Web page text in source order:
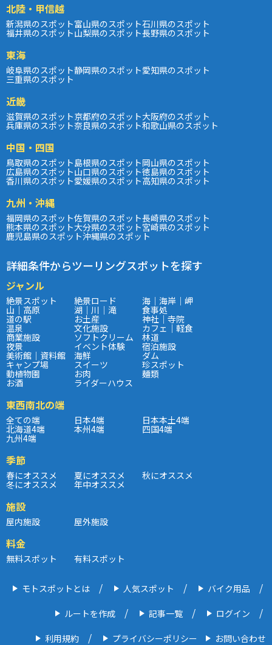
北陸・甲信越
新潟県のスポット富山県のスポット石川県のスポット
福井県のスポット山梨県のスポット長野県のスポット
東海
岐阜県のスポット静岡県のスポット愛知県のスポット
三重県のスポット
近畿
滋賀県のスポット京都府のスポット大阪府のスポット
兵庫県のスポット奈良県のスポット和歌山県のスポット
中国・四国
鳥取県のスポット島根県のスポット岡山県のスポット
広島県のスポット山口県のスポット徳島県のスポット
香川県のスポット愛媛県のスポット高知県のスポット
九州・沖縄
福岡県のスポット佐賀県のスポット長崎県のスポット
熊本県のスポット大分県のスポット宮崎県のスポット
鹿児島県のスポット沖縄県のスポット
詳細条件からツーリングスポットを探す
ジャンル
絶景スポット 絶景ロード 海｜海岸｜岬
山｜高原 湖｜川｜滝 食事処
道の駅 お土産 神社｜寺院
温泉 文化施設 カフェ｜軽食
商業施設 ソフトクリーム 林道
夜景 イベント体験 宿泊施設
美術館｜資料館 海鮮 ダム
キャンプ場 スイーツ 珍スポット
動植物園 お肉 麺類
お酒 ライダーハウス
東西南北の端
全ての端 日本4端 日本本土4端
北海道4端 本州4端 四国4端
九州4端
季節
春にオススメ 夏にオススメ 秋にオススメ
冬にオススメ 年中オススメ
施設
屋内施設 屋外施設
料金
無料スポット 有料スポット
モトスポットとは 人気スポット バイク用品
ルートを作成 記事一覧 ログイン
利用規約 プライバシーポリシー お問い合わせ